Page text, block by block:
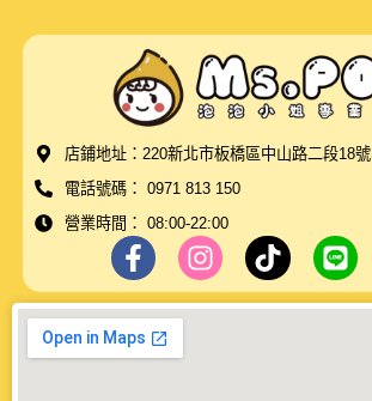
店鋪地址：220新北市板橋區中山路二段18號
電話號碼： 0971 813 150
營業時間： 08:00-22:00
F
a
c
e
b
I
n
s
T
i
k
L
i
n